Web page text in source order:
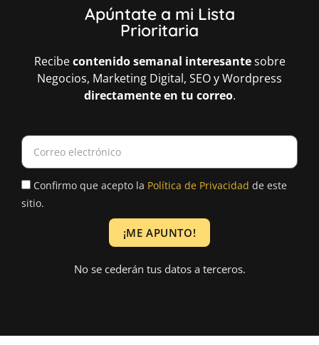
Apúntate a mi Lista
Prioritaria
Recibecontenido semanal interesantesobre
Negocios, Marketing Digital, SEO y Wordpress
directamente en tu correo.
Confirmo que acepto la Política de Privacidad de este
sitio.
¡ME APUNTO!
No se cederán tus datos a terceros.